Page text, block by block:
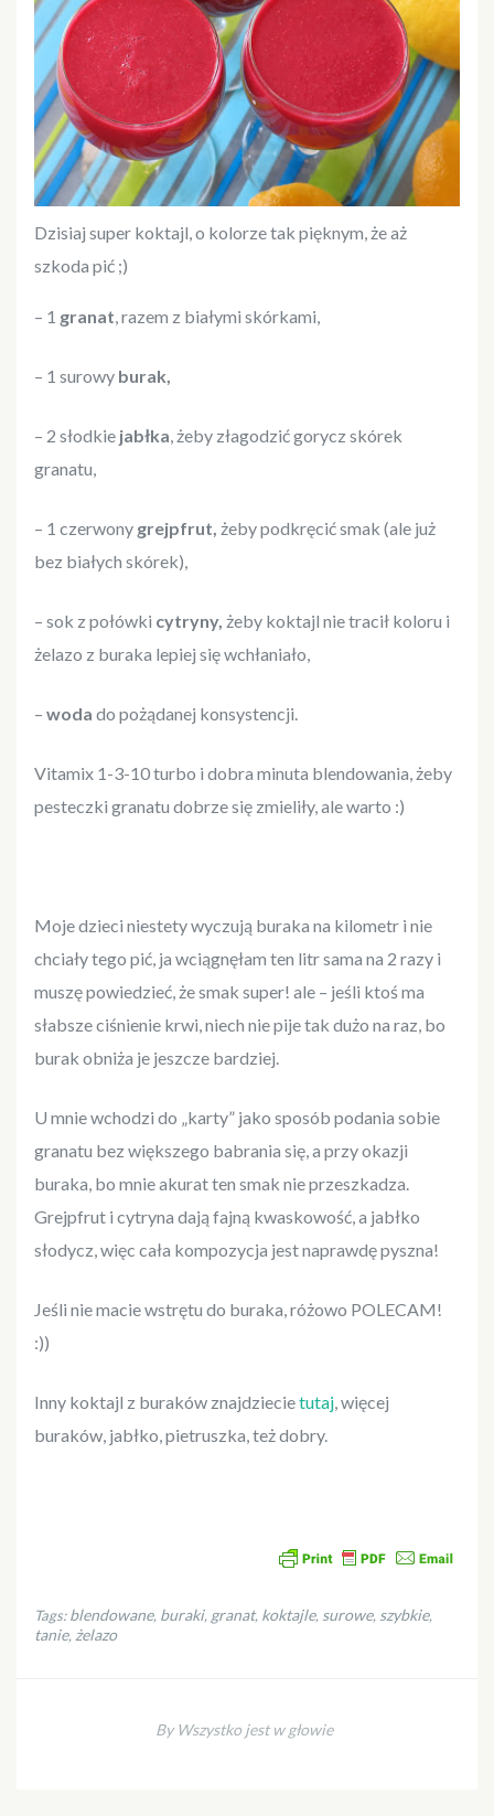
Dzisiaj super koktajl, o kolorze tak pięknym, że aż
szkoda pić ;)
– 1 granat, razem z białymi skórkami,
– 1 surowy burak,
– 2 słodkie jabłka, żeby złagodzić gorycz skórek
granatu,
– 1 czerwony grejpfrut, żeby podkręcić smak (ale już
bez białych skórek),
– sok z połówki cytryny, żeby koktajl nie tracił koloru i
żelazo z buraka lepiej się wchłaniało,
– woda do pożądanej konsystencji.
Vitamix 1-3-10 turbo i dobra minuta blendowania, żeby
pesteczki granatu dobrze się zmieliły, ale warto :)
Moje dzieci niestety wyczują buraka na kilometr i nie
chciały tego pić, ja wciągnęłam ten litr sama na 2 razy i
muszę powiedzieć, że smak super! ale – jeśli ktoś ma
słabsze ciśnienie krwi, niech nie pije tak dużo na raz, bo
burak obniża je jeszcze bardziej.
U mnie wchodzi do „karty” jako sposób podania sobie
granatu bez większego babrania się, a przy okazji
buraka, bo mnie akurat ten smak nie przeszkadza.
Grejpfrut i cytryna dają fajną kwaskowość, a jabłko
słodycz, więc cała kompozycja jest naprawdę pyszna!
Jeśli nie macie wstrętu do buraka, różowo POLECAM!
:))
Inny koktajl z buraków znajdziecietutaj, więcej
buraków, jabłko, pietruszka, też dobry.
Tags:blendowane, buraki, granat, koktajle, surowe, szybkie,
tanie,żelazo
By Wszystko jest w głowie